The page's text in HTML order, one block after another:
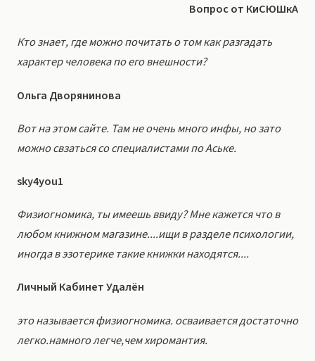
Вопрос от КиСЮШкА
Кто знает, где можно почитать о том как разгадать
характер человека по его внешности?
Ольга Дворянинова
Вот на этом сайте. Там не очень много инфы, но зато
можно свзаться со специалистами по Аське.
sky4you1
Физиогномика, ты имеешь ввиду? Мне кажется что в
любом книжном магазине....ищи в разделе психологии,
иногда в эзотерике такие книжки находятся....
Личный Кабинет Удалён
это называется физиогномика. осваивается достаточно
легко.намного легче,чем хиромантия.